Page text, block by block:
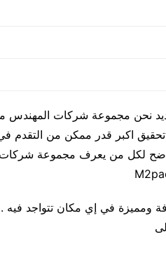
نحن مجموعة شركات المهندس
اكبر قدر ممكن من التقدم في
واضح لكل من يعرف مجموعة شركات
ومميزة في إي مكان تتواجد فيه .